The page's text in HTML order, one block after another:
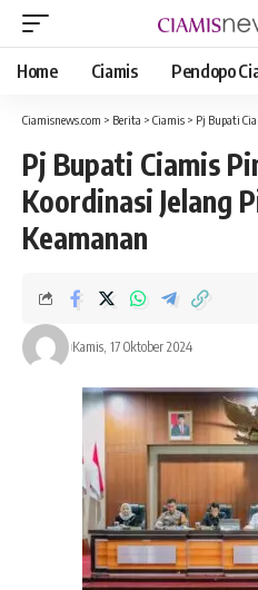
Home Ciamis Pendopo
Ciamisnews.com > Berita > Ciamis > Pj Bupati Ciamis
Pj Bupati Ciamis
Koordinasi Jelang
Keamanan
Kamis, 17 Oktober 2024